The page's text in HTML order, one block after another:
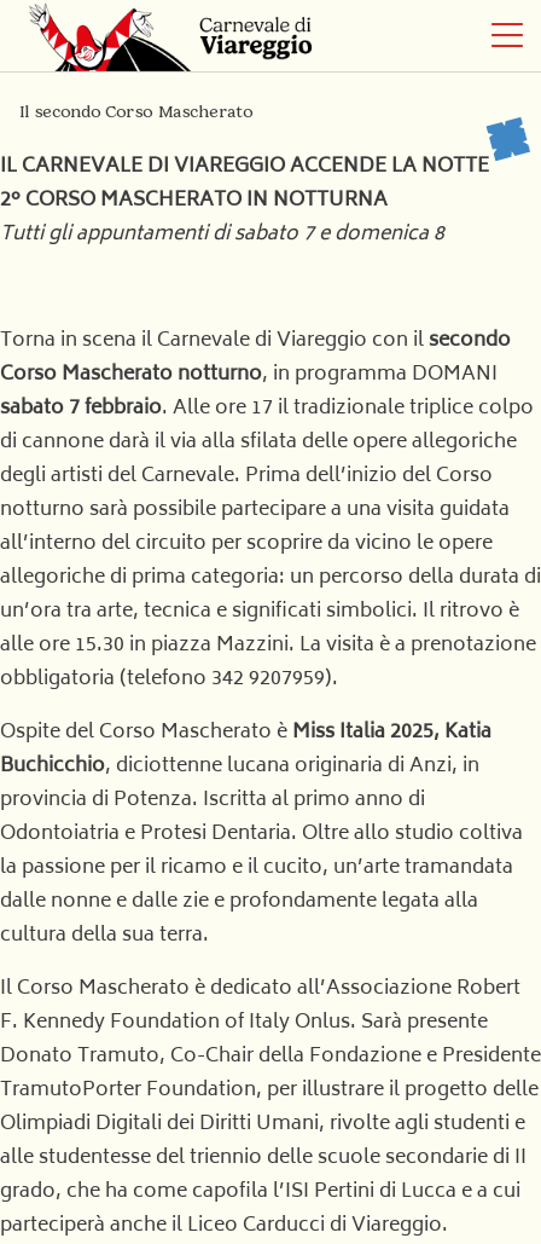
Il secondo Corso Mascherato
IL CARNEVALE DI VIAREGGIO ACCENDE LA NOTTE
2° CORSO MASCHERATO IN NOTTURNA
Tutti gli appuntamenti di sabato 7 e domenica 8
Torna in scena il Carnevale di Viareggio con ilsecondo
Corso Mascherato notturno, in programma DOMANI
sabato 7 febbraio. Alle ore 17 il tradizionale triplice colpo
di cannone darà il via alla sfilata delle opere allegoriche
degli artisti del Carnevale. Prima dell’inizio del Corso
notturno sarà possibile partecipare a una visita guidata
all’interno del circuito per scoprire da vicino le opere
allegoriche di prima categoria: un percorso della durata di
un’ora tra arte, tecnica e significati simbolici. Il ritrovo è
alle ore 15.30 in piazza Mazzini. La visita è a prenotazione
obbligatoria (telefono 342 9207959).
Ospite del Corso Mascherato èMiss Italia 2025, Katia
Buchicchio, diciottenne lucana originaria di Anzi, in
provincia di Potenza. Iscritta al primo anno di
Odontoiatria e Protesi Dentaria. Oltre allo studio coltiva
la passione per il ricamo e il cucito, un’arte tramandata
dalle nonne e dalle zie e profondamente legata alla
cultura della sua terra.
Il Corso Mascherato è dedicato all’Associazione Robert
F. Kennedy Foundation of Italy Onlus. Sarà presente
Donato Tramuto, Co-Chair della Fondazione e Presidente
TramutoPorter Foundation, per illustrare il progetto delle
Olimpiadi Digitali dei Diritti Umani, rivolte agli studenti e
alle studentesse del triennio delle scuole secondarie di II
grado, che ha come capofila l’ISI Pertini di Lucca e a cui
parteciperà anche il Liceo Carducci di Viareggio.